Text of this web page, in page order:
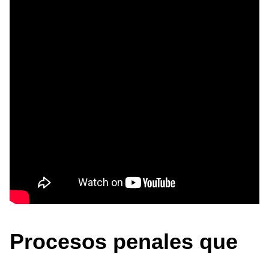
Procesos penales que